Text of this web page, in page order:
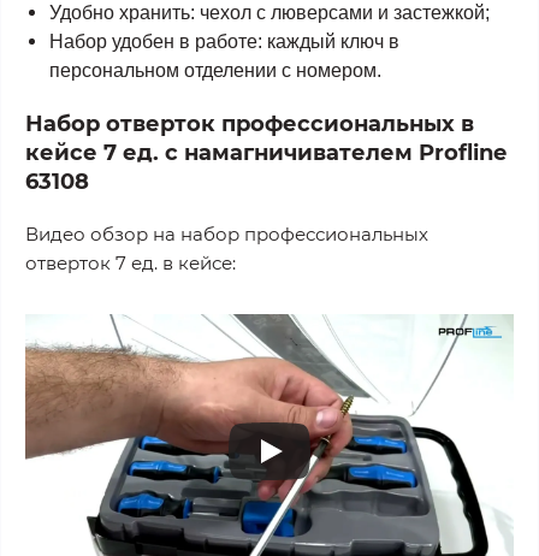
Удобно хранить: чехол с люверсами и застежкой;
Набор удобен в работе: каждый ключ в
персональном отделении с номером.
Набор отверток профессиональных в
кейсе 7 ед. с намагничивателем Profline
63108
Видео обзор на набор профессиональных
отверток 7 ед. в кейсе: